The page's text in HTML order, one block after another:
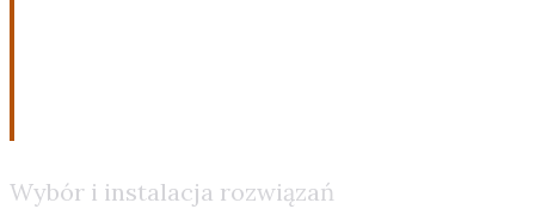
Wybór i instalacja rozwiązań